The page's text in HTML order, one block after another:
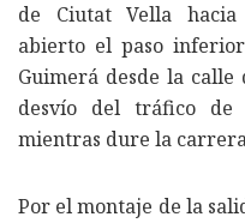
de Ciutat Vella hacia
abierto el paso
Guimerá desde la
desvío del tráfico
mientras dure la
Por el montaje de la